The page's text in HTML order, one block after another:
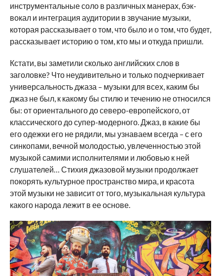
инструментальные соло в различных манерах, бэк-
вокал и интеграция аудитории в звучание музыки,
которая рассказывает о том, что было и о том, что будет,
рассказывает историю о том, кто мы и откуда пришли.
Кстати, вы заметили сколько английских слов в
заголовке? Что неудивительно и только подчеркивает
универсальность джаза – музыки для всех, каким бы
джаз не был, к какому бы стилю и течению не относился
бы: от ориентального до северо-европейского, от
классического до супер-модерного. Джаз, в какие бы
его одежки его не рядили, мы узнаваем всегда – с его
синкопами, вечной молодостью, увлеченностью этой
музыкой самими исполнителями и любовью к ней
слушателей… Стихия джазовой музыки продолжает
покорять культурное пространство мира, и красота
этой музыки не зависит от того, музыкальная культура
какого народа лежит в ее основе.